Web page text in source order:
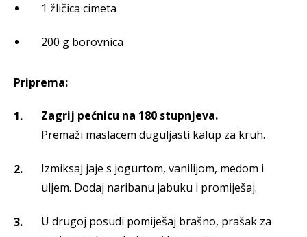
1 žličica cimeta
200 g borovnica
Priprema:
Zagrij pećnicu na 180 stupnjeva.
Premaži maslacem duguljasti kalup za kruh.
Izmiksaj jaje s jogurtom, vanilijom, medom i
uljem. Dodaj naribanu jabuku i promiješaj.
U drugoj posudi pomiješaj brašno, prašak za